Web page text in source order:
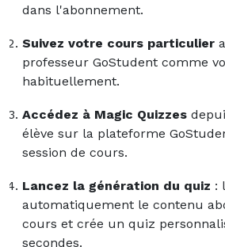
dans l'abonnement.
Suivez votre cours particulier
professeur GoStudent comme
habituellement.
Accédez à Magic Quizzes
élève sur la plateforme
session de cours.
Lancez la génération du quiz :
automatiquement le contenu
cours et crée un quiz
secondes.